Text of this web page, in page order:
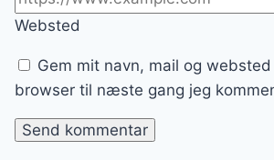
Websted
Gem mit navn, mail og
browser til næste gang jeg